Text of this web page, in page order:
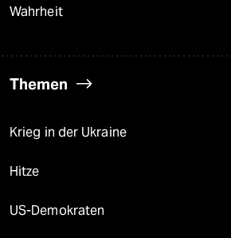
Wahrheit
Themen
Krieg in der Ukraine
Hitze
US-Demokraten